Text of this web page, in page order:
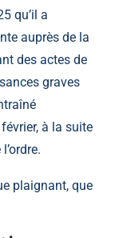
qu’il a
auprès de la
des actes de
graves
à la suite
plaignant, que